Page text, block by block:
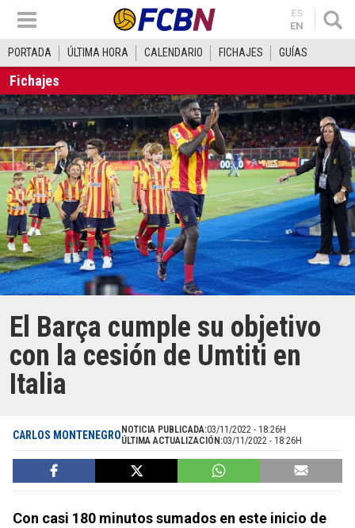
ES
EN
PORTADA ÚLTIMA HORA CALENDARIO FICHAJES GUÍAS
Fichajes
El Barça cumple su objetivo
con la cesión de Umtiti en
Italia
CARLOS MONTENEGRO NOTICIA PUBLICADA:03/11/2022 - 18:26H
ÚLTIMA ACTUALIZACIÓN:03/11/2022 - 18:26H
Con casi 180 minutos sumados en este inicio de